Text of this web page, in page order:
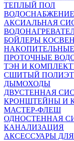
ТЕПЛЫЙ ПОЛ
АКСИАЛЬНАЯ
БОЙЛЕРЫ
ПРОТОЧНЫЕ
ТЭН И
СШИТЫЙ
ДЫМОХОДЫ
ДВУСТЕННАЯ
КРОНШТЕЙНЫ И
МАСТЕР-ФЛЕШ
ОДНОСТЕННАЯ
КАНАЛИЗАЦИЯ
АКСЕССУАРЫ